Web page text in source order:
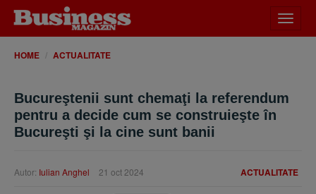
meniu
HOME ACTUALITATE
Bucureştenii sunt chemaţi la referendum
pentru a decide cum se construieşte în
Bucureşti şi la cine sunt banii
ACTUALITATE
Autor: Iulian Anghel 21 oct 2024